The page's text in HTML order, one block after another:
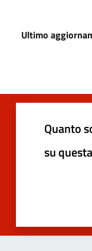
Ultimo
Quanto
su